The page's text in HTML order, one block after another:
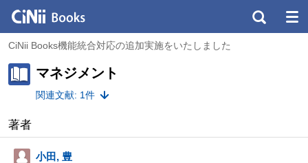
CiNii Books機能統合対応の追加実施をいたしました
マネジメント
関連文献: 1件
著者
小田, 豊